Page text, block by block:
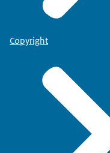
Copyright